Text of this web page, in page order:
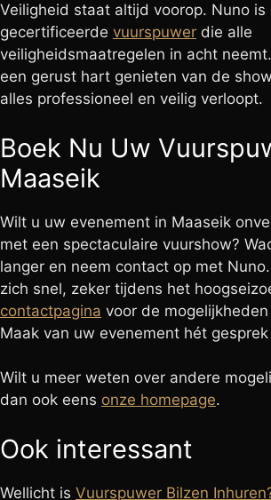
Veiligheid staat altijd voorop. Nuno is
gecertificeerde vuurspuwer die alle
veiligheidsmaatregelen in acht
een gerust hart genieten van de
alles professioneel en veilig verloopt.
Boek Nu Uw
Maaseik
Wilt u uw evenement in Maaseik
met een spectaculaire vuurshow?
langer en neem contact op met
zich snel, zeker tijdens het
contactpagina voor de
Maak van uw evenement hét
Wilt u meer weten over andere
dan ook eens onze homepage.
Ook interessant
Wellicht is Vuurspuwer Bilzen